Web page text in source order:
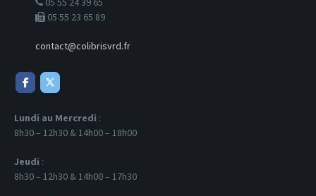
05 55 23 65 89
contact@colibrisvrd.fr
Lundi au Mercredi :
8h30 – 12h30 & 14h00 – 18h00
Jeudi :
8h30 – 12h30 & 14h00 – 17h30